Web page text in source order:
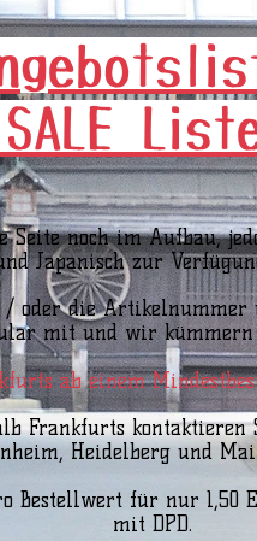
SALE
Seite noch im Aufbau,
Japanisch zur
/ oder die
mit und wir kümmern
ab einem
Frankfurts kontaktieren
Heidelberg und
für nur 1,50
mit DPD.